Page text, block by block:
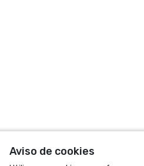
Aviso de cookies